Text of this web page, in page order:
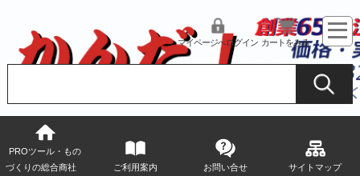
マイページへログイン カートをみる
PROツール・もの
づくりの総合商社
ご利用案内 お問い合せ サイトマップ